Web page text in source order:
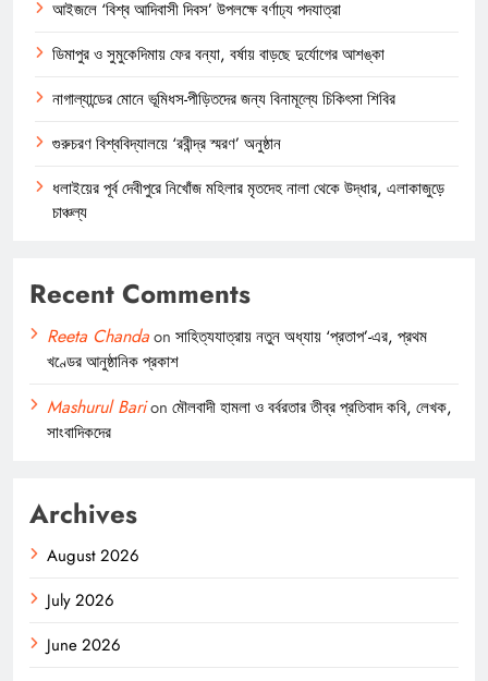
আইজলে ‘বিশ্ব আদিবাসী দিবস’ উপলক্ষে বর্ণাঢ্য পদযাত্রা
ডিমাপুর ও সুমুকেদিমায় ফের বন্যা, বর্ষায় বাড়ছে দুর্যোগের আশঙ্কা
নাগাল্যান্ডের মোনে ভূমিধস-পীড়িতদের জন্য বিনামূল্যে চিকিৎসা শিবির
গুরুচরণ বিশ্ববিদ্যালয়ে ‘রবীন্দ্র স্মরণ’ অনুষ্ঠান
ধলাইয়ের পূর্ব দেবীপুরে নিখোঁজ মহিলার মৃতদেহ নালা থেকে উদ্ধার, এলাকাজুড়ে
চাঞ্চল্য
Recent Comments
Reeta Chandaon সাহিত্যযাত্রায় নতুন অধ্যায় ‘প্রতাপ’-এর, প্রথম
খণ্ডের আনুষ্ঠানিক প্রকাশ
Mashurul Barion মৌলবাদী হামলা ও বর্বরতার তীব্র প্রতিবাদ কবি, লেখক,
সাংবাদিকদের
Archives
August 2026
July 2026
June 2026